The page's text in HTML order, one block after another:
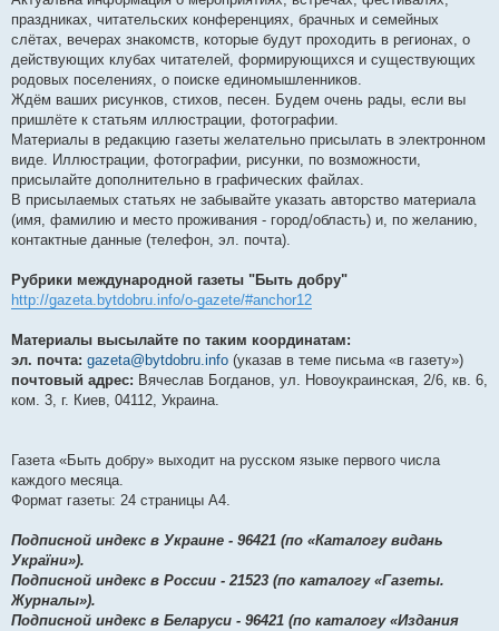
праздниках, читательских конференциях, брачных и семейных
слётах, вечерах знакомств, которые будут проходить в регионах, о
действующих клубах читателей, формирующихся и существующих
родовых поселениях, о поиске единомышленников.
Ждём ваших рисунков, стихов, песен. Будем очень рады, если вы
пришлёте к статьям иллюстрации, фотографии.
Материалы в редакцию газеты желательно присылать в электронном
виде. Иллюстрации, фотографии, рисунки, по возможности,
присылайте дополнительно в графических файлах.
В присылаемых статьях не забывайте указать авторство материала
(имя, фамилию и место проживания - город/область) и, по желанию,
контактные данные (телефон, эл. почта).
Рубрики международной газеты "Быть добру"
http://gazeta.bytdobru.info/o-gazete/#anchor12
Материалы высылайте по таким координатам:
эл. почта: gazeta@bytdobru.info (указав в теме письма «в газету»)
почтовый адрес: Вячеслав Богданов, ул. Новоукраинская, 2/6, кв. 6,
ком. 3, г. Киев, 04112, Украина.
Газета «Быть добру» выходит на русском языке первого числа
каждого месяца.
Формат газеты: 24 страницы А4.
Подписной индекс в Украине - 96421 (по «Каталогу видань
України»).
Подписной индекс в России - 21523 (по каталогу «Газеты.
Журналы»).
Подписной индекс в Беларуси - 96421 (по каталогу «Издания